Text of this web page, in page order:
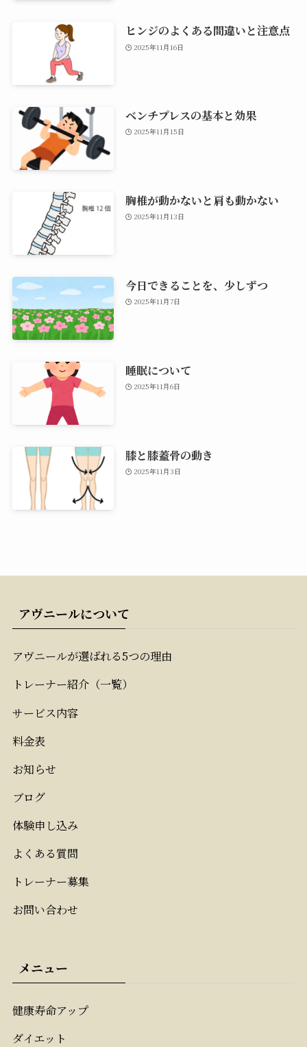
ヒンジのよくある間違いと注意点
2025年11月16日
ベンチプレスの基本と効果
2025年11月15日
胸椎が動かないと肩も動かない
2025年11月13日
今日できることを、少しずつ
2025年11月7日
睡眠について
2025年11月6日
膝と膝蓋骨の動き
2025年11月3日
アヴニールについて
アヴニールが選ばれる5つの理由
トレーナー紹介（一覧）
サービス内容
料金表
お知らせ
ブログ
体験申し込み
よくある質問
トレーナー募集
お問い合わせ
メニュー
健康寿命アップ
ダイエット